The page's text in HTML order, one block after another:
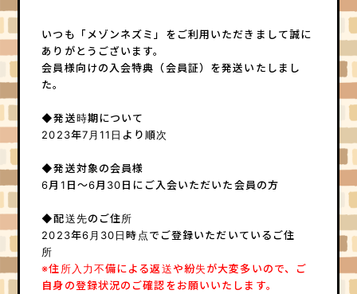
お知らせ
Information
RADIO
MOVIE PHOTO
電波鼠
コラム
モルモットの部屋
実験室 なんでもポスト
HOME
いつも「メゾンネズミ」をご利用いただきまして誠に
ありがとうございます。
会員様向けの入会特典（会員証）を発送いたしまし
た。
◆発送時期について
2023年7月11 日より順次
◆発送対象の会員様
6月1日～6月30日にご入会いただいた会員の方
◆配送先のご住所
2023年6月30日時点でご登録いただいているご住
所
※住所入力不備による返送や紛失が大変多いので、ご
自身の登録状況のご確認をお願いいたします。